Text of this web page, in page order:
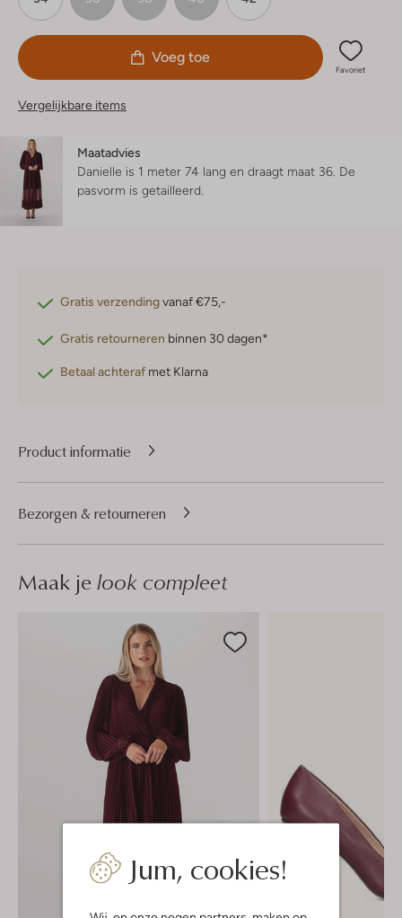
Jum, cookies!
Voeg toe
Favoriet
Vergelijkbare items
Maatadvies
Danielle is 1 meter 74 lang en draagt maat 36. De
pasvorm is getailleerd
Gratis verzendingvanaf €75,-
Gratis retourneren binnen 30 dagen*
Betaal achteraf met Klarna
Product informatie
Bezorgen & retourneren
Maak je look compleet